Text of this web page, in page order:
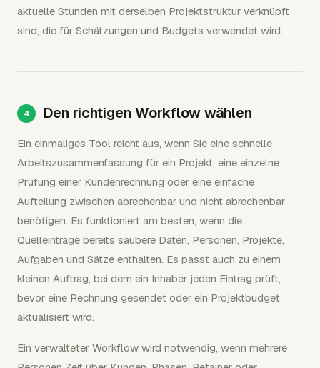
aktuelle Stunden mit derselben Projektstruktur verknüpft
sind, die für Schätzungen und Budgets verwendet wird.
Den richtigen Workflow wählen
Ein einmaliges Tool reicht aus, wenn Sie eine schnelle
Arbeitszusammenfassung für ein Projekt, eine einzelne
Prüfung einer Kundenrechnung oder eine einfache
Aufteilung zwischen abrechenbar und nicht abrechenbar
benötigen. Es funktioniert am besten, wenn die
Quelleinträge bereits saubere Daten, Personen, Projekte,
Aufgaben und Sätze enthalten. Es passt auch zu einem
kleinen Auftrag, bei dem ein Inhaber jeden Eintrag prüft,
bevor eine Rechnung gesendet oder ein Projektbudget
aktualisiert wird.
Ein verwalteter Workflow wird notwendig, wenn mehrere